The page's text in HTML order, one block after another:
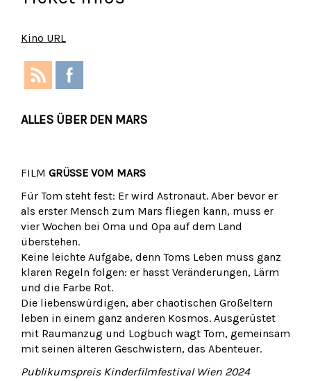
Kino URL
ALLES ÜBER DEN MARS
FILM GRÜSSE VOM MARS
Für Tom steht fest: Er wird Astronaut. Aber bevor er
als erster Mensch zum Mars fliegen kann, muss er
vier Wochen bei Oma und Opa auf dem Land
überstehen.
Keine leichte Aufgabe, denn Toms Leben muss ganz
klaren Regeln folgen: er hasst Veränderungen, Lärm
und die Farbe Rot.
Die liebenswürdigen, aber chaotischen Großeltern
leben in einem ganz anderen Kosmos. Ausgerüstet
mit Raumanzug und Logbuch wagt Tom, gemeinsam
mit seinen älteren Geschwistern, das Abenteuer.
Publikumspreis Kinderfilmfestival Wien 2024